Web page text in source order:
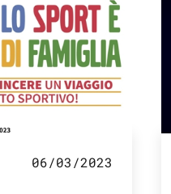
06/03/2023